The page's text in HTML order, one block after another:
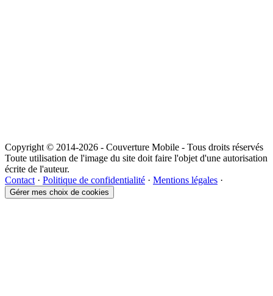
Copyright © 2014-2026 - Couverture Mobile - Tous droits réservés
Toute utilisation de l'image du site doit faire l'objet d'une autorisation
écrite de l'auteur.
Contact · Politique de confidentialité · Mentions légales ·
Gérer mes choix de cookies